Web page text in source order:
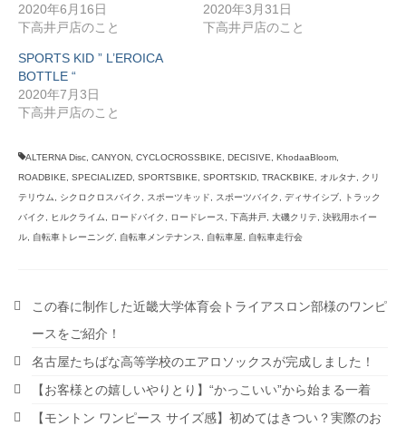
2020年6月16日
下高井戸店のこと
2020年3月31日
下高井戸店のこと
SPORTS KID ” L’EROICA
BOTTLE “
2020年7月3日
下高井戸店のこと
ALTERNA Disc CANYON CYCLOCROSSBIKE DECISIVE KhodaaBloom
ROADBIKE
SPECIALIZED SPORTSBIKE SPORTSKID TRACKBIKE オルタナ
クリ
テリウム
シクロクロスバイク スポーツキッド スポーツバイク ディサイシブ
トラック
バイク
ヒルクライム ロードバイク ロードレース 下高井戸 大磯クリテ
決戦用ホイー
ル
自転車トレーニング 自転車メンテナンス 自転車屋 自転車走行会
この春に制作した近畿大学体育会トライアスロン部様のワンピ
ースをご紹介！
名古屋たちばな高等学校のエアロソックスが完成しました！
【お客様との嬉しいやりとり】“かっこいい”から始まる一着
【モントン ワンピース サイズ感】初めてはきつい？実際のお